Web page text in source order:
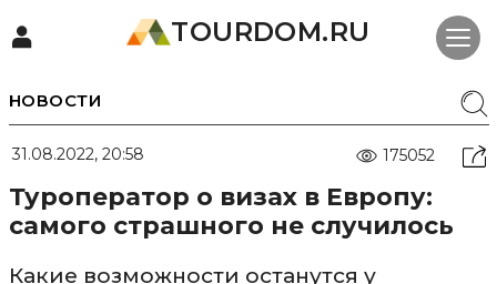
TOURDOM.RU
НОВОСТИ
31.08.2022, 20:58 175052
Туроператор о визах в Европу:
самого страшного не случилось
Какие возможности останутся у